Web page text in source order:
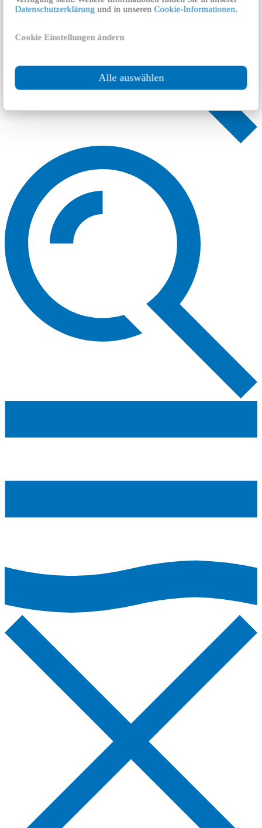
Datenschutzerklärung und in unserenCookie-Informationen.
Cookie Einstellungen ändern
Alle auswählen